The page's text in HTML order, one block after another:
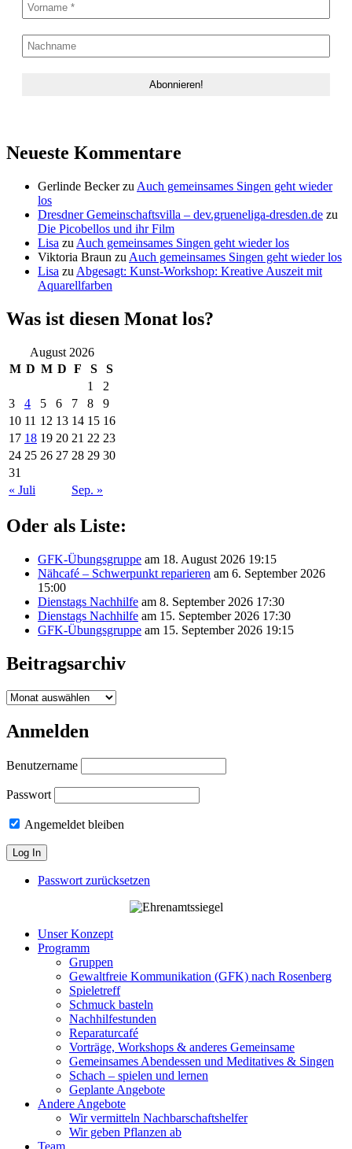
Neueste Kommentare
Gerlinde Beckerzu Auch gemeinsames Singen geht wieder
los
Dresdner Gemeinschaftsvilla – dev.grueneliga-dresden.de zu
Die Picobellos und ihr Film
Lisa zu Auch gemeinsames Singen geht wieder los
Viktoria Braun zu Auch gemeinsames Singen geht wieder los
Lisa zu Abgesagt: Kunst-Workshop: Kreative Auszeit mit
Aquarellfarben
Was ist diesen Monat los?
August 2026
M D M D F S
S
1
2
3
4 5 6 7 8
9
10 11 12 13 14 15 16
17 18 19 20 21 22 23
24 25 26 27 28 29 30
31
« Juli
Sep. »
Oder als Liste:
GFK-Übungsgruppe am 18. August 2026 19:15
Nähcafé – Schwerpunkt reparieren am 6. September 2026
15:00
Dienstags Nachhilfe am 8. September 2026 17:30
Dienstags Nachhilfe am 15. September 2026 17:30
GFK-Übungsgruppe am 15. September 2026 19:15
Beitragsarchiv
Beitragsarchiv
Anmelden
Benutzername
Passwort
Angemeldet bleiben
Passwort zurücksetzen
Unser Konzept
Programm
Gruppen
Gewaltfreie Kommunikation (GFK) nach Rosenberg
Spieletreff
Schmuck basteln
Nachhilfestunden
Reparaturcafé
Vorträge, Workshops & anderes Gemeinsame
Gemeinsames Abendessen und Meditatives & Singen
Schach – spielen und lernen
Geplante Angebote
Andere Angebote
Wir vermitteln Nachbarschaftshelfer
Wir geben Pflanzen ab
Team